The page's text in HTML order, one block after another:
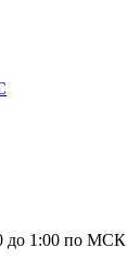
до 1:00 по МСК